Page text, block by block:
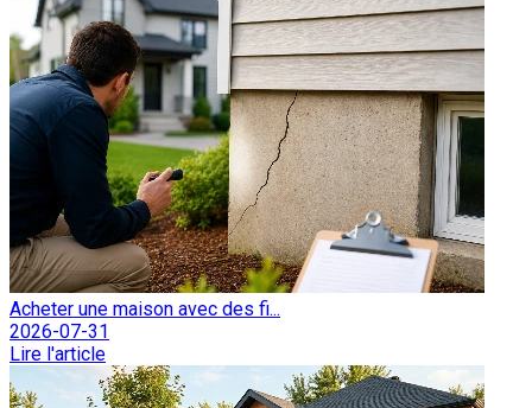
Acheter une maison avec des fi...
2026-07-31
Lire l'article